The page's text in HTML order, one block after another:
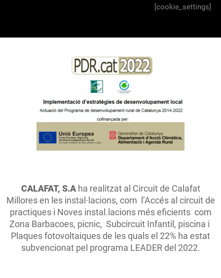
[cookie_settings]
CALAFAT, S.Aha realitzat al Circuit de Calafat
Millores en les instal·lacions, com l’Accés al circuit de
practiques i Noves instal.lacions més eficients com
Zona Barbacoes, picnic, Subcircuit Infantil, piscina i
Plaques fotovoltaiques de les quals el 22% ha estat
subvencionat pel programa LEADER del 2022.